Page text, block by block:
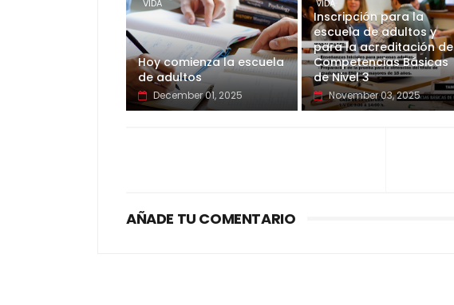
VIDA
Hoy comienza la escuela
de adultos
December 01, 2025
VIDA
Inscripción para la
escuela de adultos y
para la acreditación de
Competencias Básicas
de Nivel 3
November 03, 2025
AÑADE TU COMENTARIO